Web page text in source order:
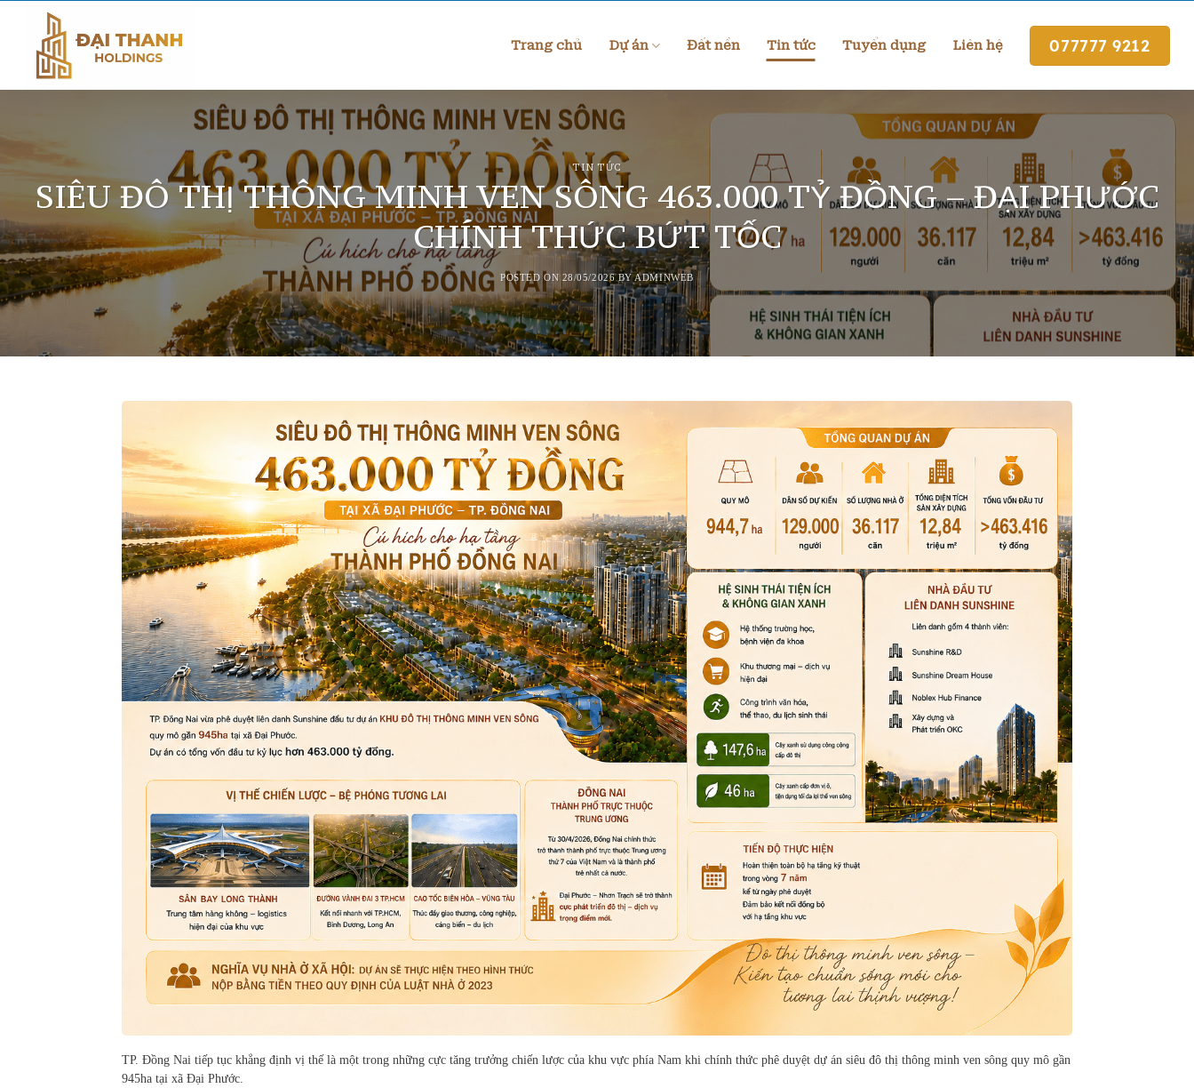
Trang chủ Dự án Đất nền Tin tức Tuyển dụng Liên hệ 077777 9212
TIN TỨC
SIÊU ĐÔ THỊ THÔNG MINH VEN SÔNG 463.000 TỶ ĐỒNG – ĐẠI PHƯỚC
CHÍNH THỨC BỨT TỐC
POSTED ON 28/05/2026BYADMINWEB
TP. Đồng Nai tiếp tục khẳng định vị thế là một trong những cực tăng trưởng chiến lược của khu vực phía Nam khi chính thức phê duyệt dự án siêu đô thị thông minh ven sông quy mô gần
945ha tại xã Đại Phước.